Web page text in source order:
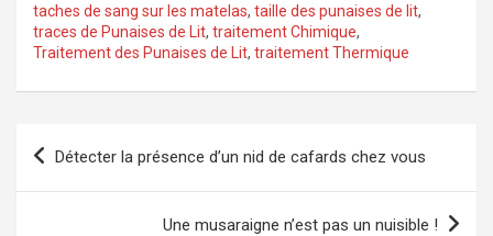
taches de sang sur les matelas, taille des punaises de lit,
traces de Punaises de Lit, traitement Chimique,
Traitement des Punaises de Lit, traitement Thermique
Navigation
Détecter la présence d’un nid de cafards chez vous
Une musaraigne n’est pas un nuisible !